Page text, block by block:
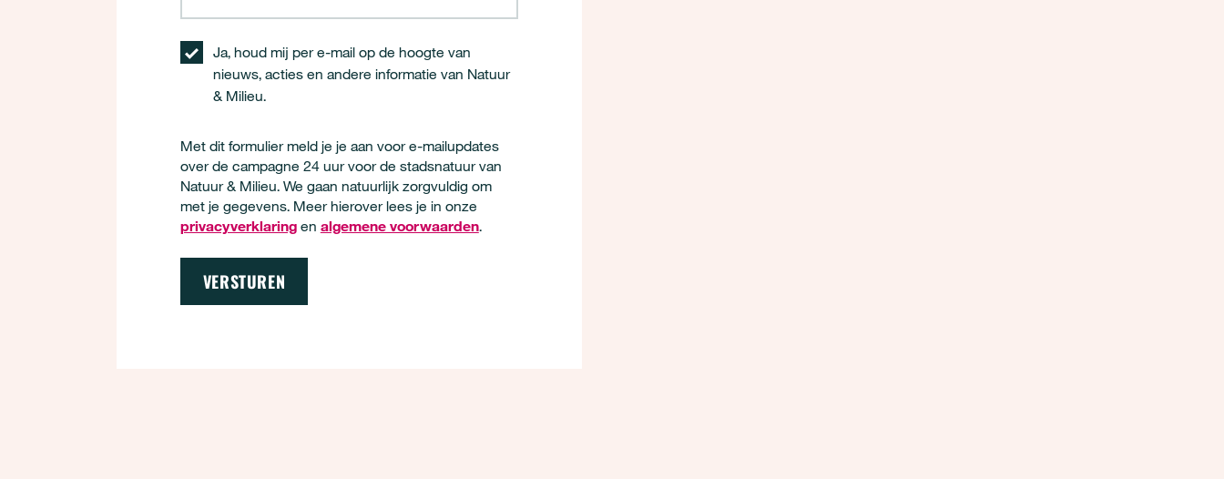
Ja, houd mij per e-mail op de hoogte van
nieuws, acties en andere informatie van Natuur
& Milieu.
Met dit formulier meld je je aan voor e-mailupdates
over de campagne 24 uur voor de stadsnatuur van
Natuur & Milieu. We gaan natuurlijk zorgvuldig om
met je gegevens. Meer hierover lees je in onze
privacyverklaringen algemene voorwaarden.